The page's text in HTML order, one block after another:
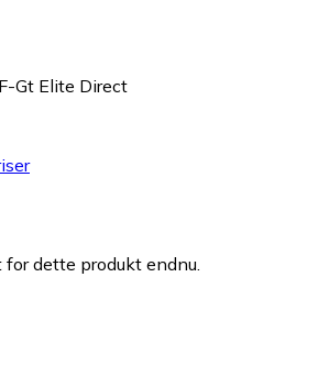
Gt Elite Direct
dette produkt endnu.